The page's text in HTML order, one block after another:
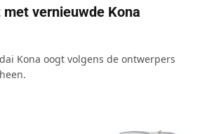
vernieuwde Kona
Kona oogt volgens de ontwerpers